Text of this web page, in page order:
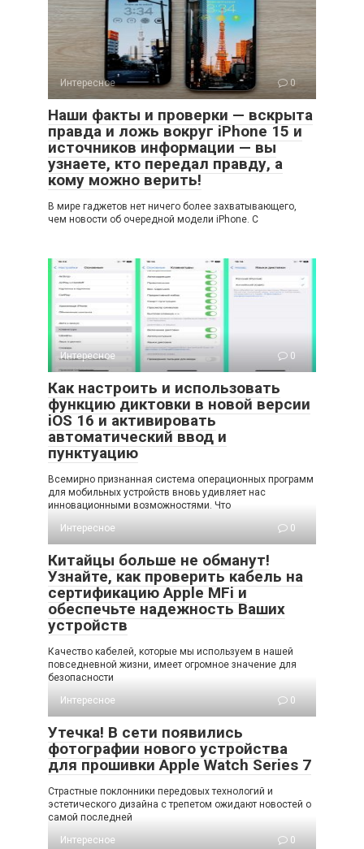
Интересное 0
Наши факты и проверки — вскрыта
правда и ложь вокруг iPhone 15 и
источников информации — вы
узнаете, кто передал правду, а
кому можно верить!
В мире гаджетов нет ничего более захватывающего,
чем новости об очередной модели iPhone. С
Интересное 0
Как настроить и использовать
функцию диктовки в новой версии
iOS 16 и активировать
автоматический ввод и
пунктуацию
Всемирно признанная система операционных программ
для мобильных устройств вновь удивляет нас
инновационными возможностями. Что
Интересное
0
Китайцы больше не обманут!
Узнайте, как проверить кабель на
сертификацию Apple MFi и
обеспечьте надежность Ваших
устройств
Качество кабелей, которые мы используем в нашей
повседневной жизни, имеет огромное значение для
безопасности
Интересное
0
Утечка! В сети появились
фотографии нового устройства
для прошивки Apple Watch Series 7
Страстные поклонники передовых технологий и
эстетического дизайна с трепетом ожидают новостей о
самой последней
Интересное
0